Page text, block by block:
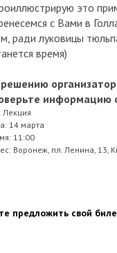
это
с Вами в
ради луковицы
время)
информацию
Лекция
14 марта
11:00
Воронеж, пл. Ленина, 13,
предложить свой